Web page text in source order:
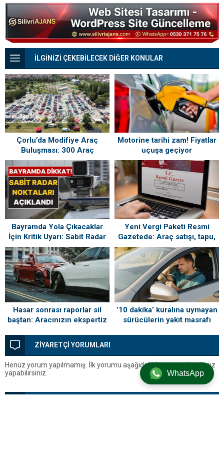
oyları ile onaylandı.
İLGİNİZİ ÇEKEBİLECEK DİĞER KONULAR
Çorlu’da Modifiye Araç
Buluşması: 300 Araç
Tutkunlarıyla Bir Araya Geldi
Motorine tarihi zam! Fiyatlar
uçuşa geçiyor
Bayramda Yola Çıkacaklar
İçin Kritik Uyarı: Sabit Radar
Noktaları Açıklandı
Yeni Vergi Paketi Resmi
Gazetede: Araç satışı, tapu,
kira, borçlanmada yeni
dönem
Hasar sonrası raporlar sil
baştan: Aracınızın ekspertiz
’10 dakika’ kuralına uymayan
sürücülerin yakıt masrafı
ZİYARETÇİ YORUMLARI
Henüz yorum yapılmamış. İlk yorumu aşağıdaki form aracılığıyla siz
yapabilirsiniz.
WhatsApp